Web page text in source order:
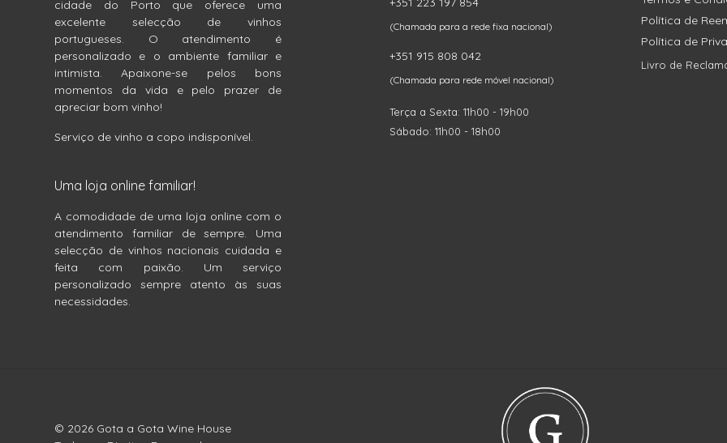
cidade do Porto que oferece uma
excelente selecção de vinhos
portugueses. O atendimento é
personalizado e o ambiente familiar e
intimista. Apaixone-se pelos bons
momentos da vida e pelo prazer de
apreciar bom vinho!
Serviço de vinho a copo indisponível.
Uma loja online familiar!
A comodidade de uma loja online com o
atendimento familiar de sempre. Uma
selecção de vinhos nacionais cuidada e
feita com paixão. Um serviço
personalizado sempre atento às suas
necessidades.
(Chamada para a rede fixa nacional)
+351 915 808 042
(Chamada para rede móvel nacional)
Terça a Sexta: 11h00 - 19h00
Sábado: 11h00 - 18h00
Política de
Política de
Livro de
© 2026 Gota a Gota Wine House